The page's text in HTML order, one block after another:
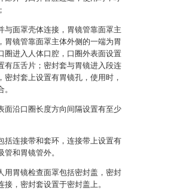
与面罩壳体连接，胃镜管靠面罩主
胃镜管靠面罩主体外侧的一端为胃
圈进入人体口腔，口圈外表面设置
有压舌片；密封套与胃镜进入段连
密封套上设置有胃镜孔，使用时，
面沿口圈长度方向间隔设置有至少
括连接带和套环，连接带上设置有
和胃镜管外。
用胃镜检查面罩包括密封盖，密封
，密封套设置于密封盖上。